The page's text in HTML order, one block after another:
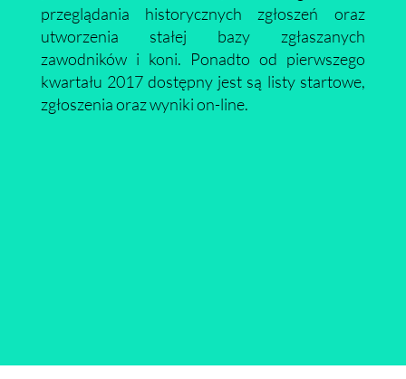
przeglądania historycznych zgłoszeń oraz
utworzenia stałej bazy zgłaszanych
zawodników i koni. Ponadto od pierwszego
kwartału 2017 dostępny jest są listy startowe,
zgłoszenia oraz wyniki on-line.